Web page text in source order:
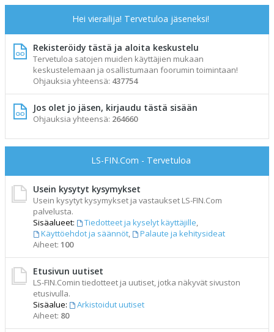
Hei vierailija! Tervetuloa jäseneksi!
Rekisteröidy tästä ja aloita keskustelu
Tervetuloa satojen muiden käyttäjien mukaan
keskustelemaan ja osallistumaan foorumin toimintaan!
Ohjauksia yhteensä: 437754
Jos olet jo jäsen, kirjaudu tästä sisään
Ohjauksia yhteensä: 264660
LS-FIN.Com - Tervetuloa
Usein kysytyt kysymykset
Usein kysytyt kysymykset ja vastaukset LS-FIN.Com
palvelusta.
Sisäalueet:
Tiedotteet ja kyselyt käyttäjille,
Käyttöehdot ja säännöt,
Palaute ja kehitysideat
Aiheet: 100
Etusivun uutiset
LS-FIN.Comin tiedotteet ja uutiset, jotka näkyvät sivuston
etusivulla.
Sisäalue:
Arkistoidut uutiset
Aiheet: 80